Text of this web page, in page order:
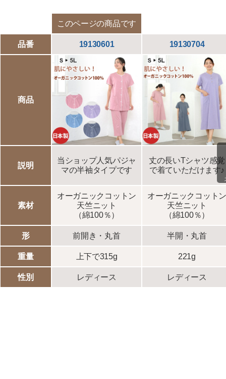
このページの商品です
品番 19130601 19130704
商品
説明
当ショップ人気パジャ
マの半袖タイプです
丈の長いTシャツ感覚
で着ていただけます♪
素材
オーガニックコットン
天竺ニット
（綿100％）
オーガニックコットン
天竺ニット
（綿100％）
形 前開き・丸首 半開・丸首
重量 上下で315g 221g
性別 レディース レディース